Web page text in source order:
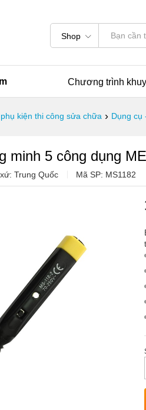
Shop
Chương trình
kiện thi công sửa chữa › Dụng cụ
minh 5 công dụng
Trung Quốc Mã SP: MS1182